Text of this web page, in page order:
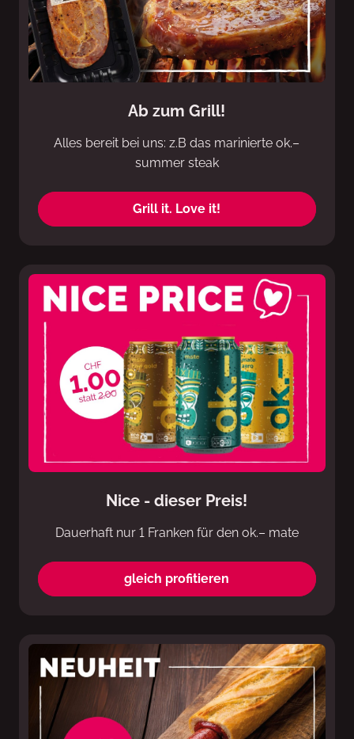
Ab zum Grill!
Alles bereit bei uns: z.B das marinierte ok.–
summer steak
Grill it. Love it!
Nice - dieser Preis!
Dauerhaft nur 1 Franken für den ok.– mate
gleich profitieren